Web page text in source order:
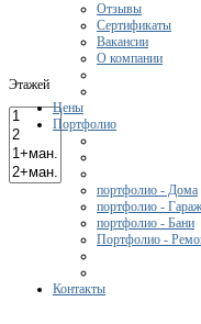
Отзывы
Сертификаты
Вакансии
О компании
Цены
Портфолио
портфолио - Дома
портфолио -
портфолио - Бани
Портфолио -
Контакты
Этажей